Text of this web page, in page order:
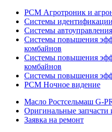
РСМ Агротроник и
Системы идентификации
Системы автоуправления
Системы повышения
комбайнов
Системы повышения
комбайнов
Системы повышения
РСМ Ночное видение
Масло Ростсельмаш G-
Оригинальные запчасти
Заявка на ремонт